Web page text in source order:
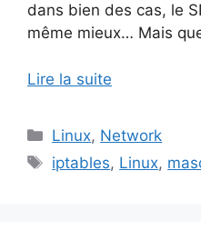
dans bien des cas, le
même mieux… Mais
Lire la suite
Catégories
Linux, Network
Étiquettes
iptables, Linux,